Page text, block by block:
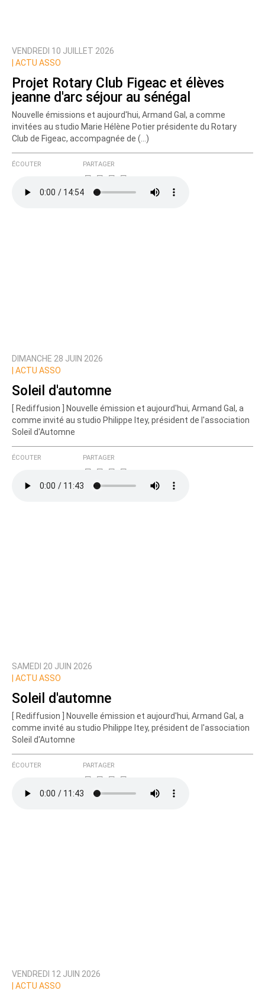
VENDREDI 10 JUILLET 2026
ACTU ASSO
Projet Rotary Club Figeac et élèves
jeanne d'arc séjour au sénégal
Nouvelle émissions et aujourd'hui, Armand Gal, a comme
invitées au studio Marie Hélène Potier présidente du Rotary
Club de Figeac, accompagnée de (…)
ÉCOUTER PARTAGER
DIMANCHE 28 JUIN 2026
ACTU ASSO
Soleil d'automne
[ Rediffusion ] Nouvelle émission et aujourd'hui, Armand Gal, a
comme invité au studio Philippe Itey, président de l'association
Soleil d'Automne
ÉCOUTER PARTAGER
SAMEDI 20 JUIN 2026
ACTU ASSO
Soleil d'automne
[ Rediffusion ] Nouvelle émission et aujourd'hui, Armand Gal, a
comme invité au studio Philippe Itey, président de l'association
Soleil d'Automne
ÉCOUTER PARTAGER
VENDREDI 12 JUIN 2026
ACTU ASSO